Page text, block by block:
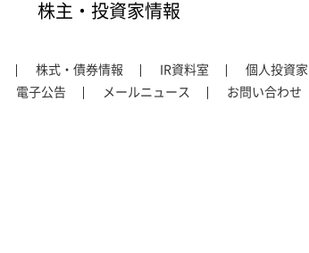
株主・投資家情報
株式・債券情報 IR資料室 個人投資
電子公告 メールニュース お問い合わせ